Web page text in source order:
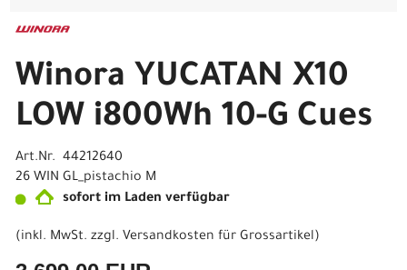
Winora YUCATAN X10
LOW i800Wh 10-G Cues
Art.Nr. 44212640
26 WIN GL_pistachio M
sofort im Laden verfügbar
(inkl. MwSt. zzgl. Versandkosten für Grossartikel)